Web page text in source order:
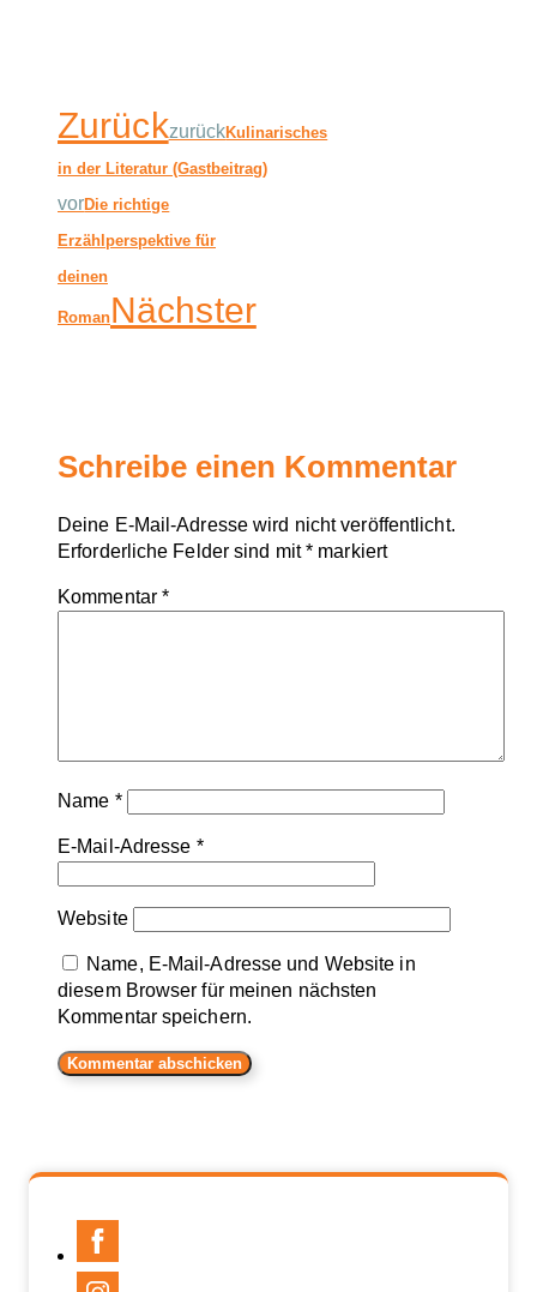
ZurückzurückKulinarisches
in der Literatur (Gastbeitrag)
vorDie richtige
Erzählperspektive für
deinen
RomanNächster
Schreibe einen Kommentar
Deine E-Mail-Adresse wird nicht veröffentlicht.
Erforderliche Felder sind mit* markiert
Kommentar *
Name *
E-Mail-Adresse *
Website
Name, E-Mail-Adresse und Website in
diesem Browser für meinen nächsten
Kommentar speichern.